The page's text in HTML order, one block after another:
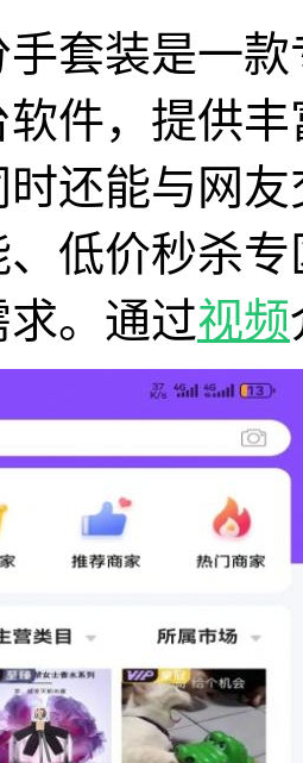
套装是一
软件，提供
还能与网友
低价秒杀
。通过视频